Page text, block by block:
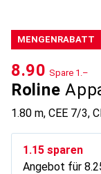
MENGENRABATT
Roline
1.80 m, CEE 7/3,
CHF
8.90 Spare CHF
1.–
CHF
1.15 sparen
Angebot für